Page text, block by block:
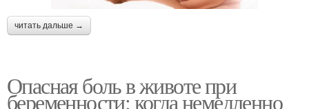
читать дальше →
Опасная боль в животе при
беременности: когда немедленно